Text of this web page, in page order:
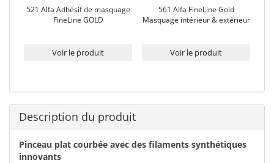
521 Alfa Adhésif de masquage
FineLine GOLD
Voir le produit
561 Alfa FineLine Gold
Masquage intérieur & extérieur
Voir le produit
Description du produit
Pinceau plat courbée avec des filaments synthétiques
innovants